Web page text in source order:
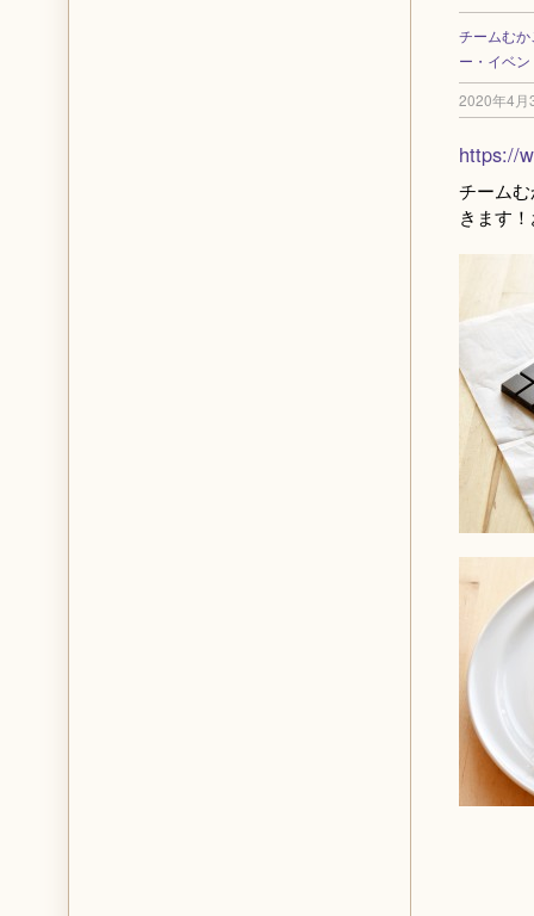
チームむ
ー・イベ
2020年4月
https://
チーム
きます